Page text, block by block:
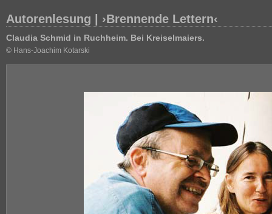
Autorenlesung | ›Brennende Lettern‹
Claudia Schmid in Ruchheim. Bei Kreiselmaiers.
© Hans-Joachim Kotarski